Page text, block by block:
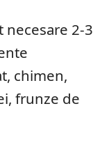
necesare 2-3
chimen,
frunze de